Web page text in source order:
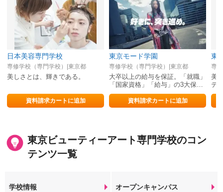
日本美容専門学校
専修学校（専門学校）|東京都
美しさとは、輝きである。
資料請求カートに追加
東京モード学園
専修学校（専門学校）|東京都
大卒以上の給与を保証。「就職」
「国家資格」「給与」の3大保証
は自信の証明。
資料請求カートに追加
専
美
テ
し
東京ビューティーアート専門学校のコン
テンツ一覧
学校情報 オープンキャンパス